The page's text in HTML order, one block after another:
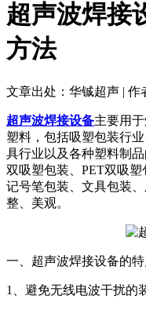
超声波焊接
方法
文章出处：华铖超声 | 作
超声波焊接设备主要用
塑料，包括吸塑包装行
具行业以及各种塑料制
双吸塑包装、PET双吸塑
记号笔包装、文具包装
整、美观。
一、超声波焊接设备的特
1、避免无线电波干扰的